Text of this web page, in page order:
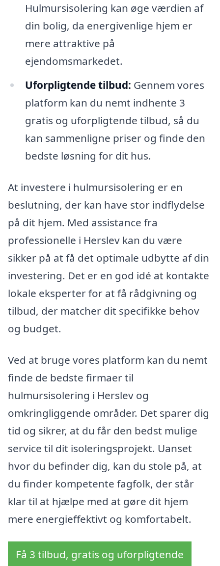
Hulmursisolering kan øge værdien af
din bolig, da energivenlige hjem er
mere attraktive på
ejendomsmarkedet.
Uforpligtende tilbud: Gennem vores
platform kan du nemt indhente 3
gratis og uforpligtende tilbud, så du
kan sammenligne priser og finde den
bedste løsning for dit hus.
At investere i hulmursisolering er en
beslutning, der kan have stor indflydelse
på dit hjem. Med assistance fra
professionelle i Herslev kan du være
sikker på at få det optimale udbytte af din
investering. Det er en god idé at kontakte
lokale eksperter for at få rådgivning og
tilbud, der matcher dit specifikke behov
og budget.
Ved at bruge vores platform kan du nemt
finde de bedste firmaer til
hulmursisolering i Herslev og
omkringliggende områder. Det sparer dig
tid og sikrer, at du får den bedst mulige
service til dit isoleringsprojekt. Uanset
hvor du befinder dig, kan du stole på, at
du finder kompetente fagfolk, der står
klar til at hjælpe med at gøre dit hjem
mere energieffektivt og komfortabelt.
Få 3 tilbud, gratis og uforpligtende